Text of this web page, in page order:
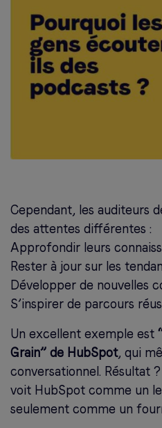
Cependant, les auditeurs
des attentes différentes :
Approfondir leurs
Rester à jour sur les
Développer de nouvelles
S’inspirer de parcours
Un excellent exemple est
Grain” de HubSpot, qui
conversationnel. Résultat
voit HubSpot comme un
seulement comme un